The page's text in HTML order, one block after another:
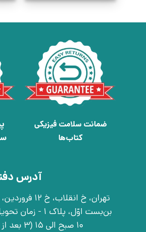
ضمانت سلامت فیزیکی
کتاب‌ها
آدرس
بن‌بست اوّل،
10 صبح الی 15 (3 بعد از ظهر) - قبل از تشریف آوردن تماس بگیرید